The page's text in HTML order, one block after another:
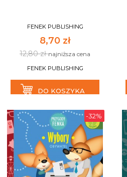
FENEK PUBLISHING
8,70 zł
12,80 złnajniższa cena
FENEK PUBLISHING
DO KOSZYKA
-32%